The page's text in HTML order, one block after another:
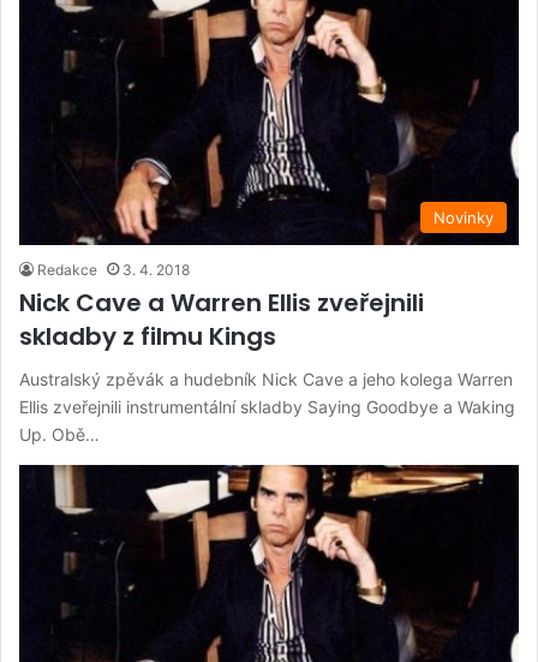
Novinky
Redakce 3. 4. 2018
Nick Cave a Warren Ellis zveřejnili
skladby z filmu Kings
Australský zpěvák a hudebník Nick Cave a jeho kolega Warren
Ellis zveřejnili instrumentální skladby Saying Goodbye a Waking
Up. Obě…